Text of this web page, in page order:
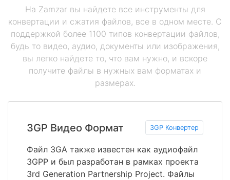
На Zamzar вы найдете все инструменты для
конвертации и сжатия файлов, все в одном месте. С
поддержкой более 1100 типов конвертации файлов,
будь то видео, аудио, документы или изображения,
вы легко найдете то, что вам нужно, и вскоре
получите файлы в нужных вам форматах и
размерах.
3GP Видео Формат 3GP Конвертер
Файл 3GA также известен как аудиофайл
3GPP и был разработан в рамках проекта
3rd Generation Partnership Project. Файлы